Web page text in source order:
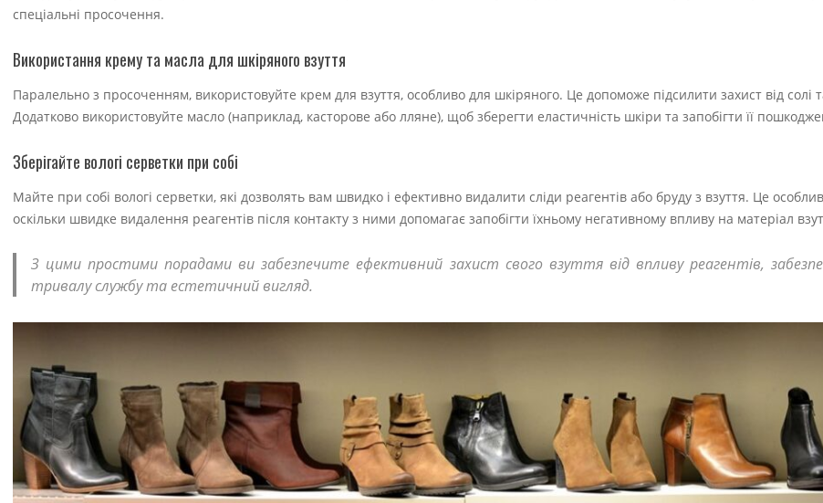
спеціальні просочення.
Використання крему та масла для шкіряного взуття
Паралельно з просоченням, використовуйте крем для взуття, особливо для шкіряного. Це допоможе підсилити захист від солі
Додатково використовуйте масло (наприклад, касторове або лляне), щоб зберегти еластичність шкіри та запобігти її
Зберігайте вологі серветки при собі
Майте при собі вологі серветки, які дозволять вам швидко і ефективно видалити сліди реагентів або бруду з взуття. Це
оскільки швидке видалення реагентів після контакту з ними допомагає запобігти їхньому негативному впливу на матеріал
З цими простими порадами ви забезпечите ефективний захист свого взуття від впливу реагентів,
тривалу службу та естетичний вигляд.